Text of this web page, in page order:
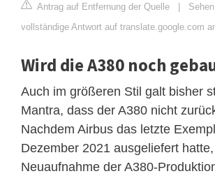
Antrag auf Entfernung der Quelle |
vollständige Antwort auf translate.google.com
Wird die A380 noch
Auch im größeren Stil galt bisher
Mantra, dass der A380 nicht
Nachdem Airbus das letzte
Dezember 2021 ausgeliefert
Neuaufnahme der A380-